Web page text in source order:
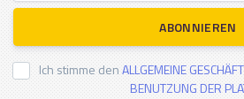
ABONNIEREN
Ich stimme denALLGEMEINE
BENUTZUNG DER